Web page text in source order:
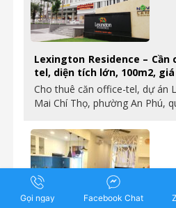
Lexington Residence –
tel, diện tích lớn, 100m2,
Cho thuê căn office-tel, dự án
Mai Chí Thọ, phường An Phú,
Gọi ngay Facebook Chat